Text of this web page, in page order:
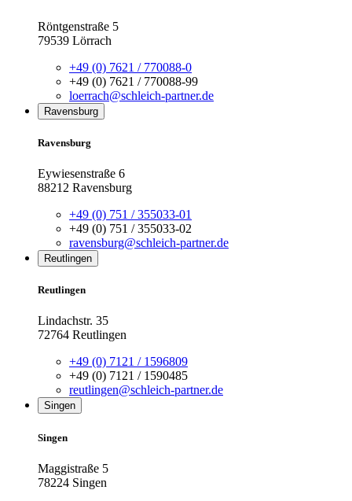
Röntgenstraße 5
79539 Lörrach
+49 (0) 7621 / 770088-0
+49 (0) 7621 / 770088-99
loerrach@schleich-partner.de
Ravensburg
Ravensburg
Eywiesenstraße 6
88212 Ravensburg
+49 (0) 751 / 355033-01
+49 (0) 751 / 355033-02
ravensburg@schleich-partner.de
Reutlingen
Reutlingen
Lindachstr. 35
72764 Reutlingen
+49 (0) 7121 / 1596809
+49 (0) 7121 / 1590485
reutlingen@schleich-partner.de
Singen
Singen
Maggistraße 5
78224 Singen